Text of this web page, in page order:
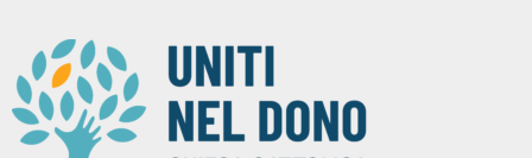
particolare
percorso
pastorale